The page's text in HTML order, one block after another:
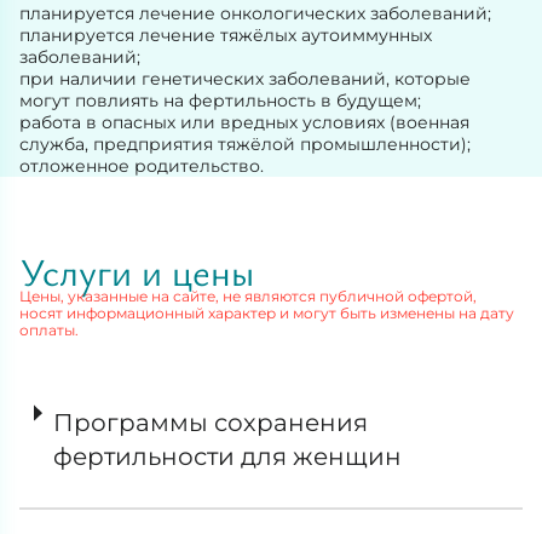
планируется лечение онкологических заболеваний;
планируется лечение тяжёлых аутоиммунных
заболеваний;
при наличии генетических заболеваний, которые
могут повлиять на фертильность в будущем;
работа в опасных или вредных условиях (военная
служба, предприятия тяжёлой промышленности);
отложенное родительство.
Услуги и цены
Цены, указанные на сайте, не являются публичной офертой,
носят информационный характер и могут быть изменены на дату
оплаты.
Программы сохранения
фертильности для женщин